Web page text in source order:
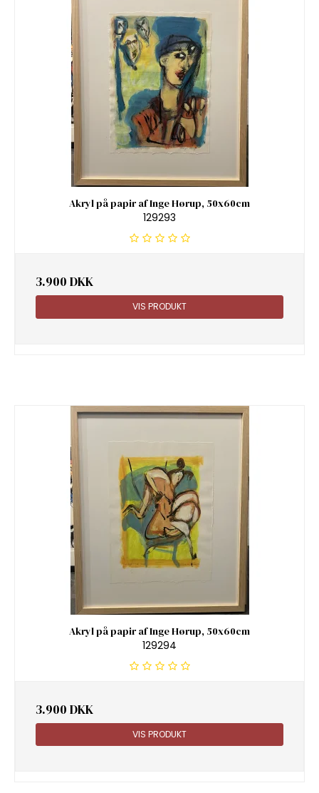
Akryl på papir af Inge Hørup, 50x60cm
129293
3.900 DKK
VIS PRODUKT
Akryl på papir af Inge Hørup, 50x60cm
129294
3.900 DKK
VIS PRODUKT